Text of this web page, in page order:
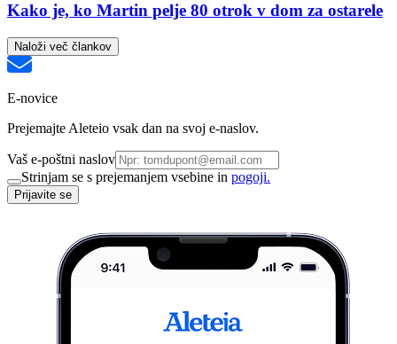
Kako je, ko Martin pelje 80 otrok v dom za ostarele
Naloži več člankov
E-novice
Prejemajte Aleteio vsak dan na svoj e-naslov.
Vaš e-poštni naslov
Strinjam se s prejemanjem vsebine in pogoji.
Prijavite se